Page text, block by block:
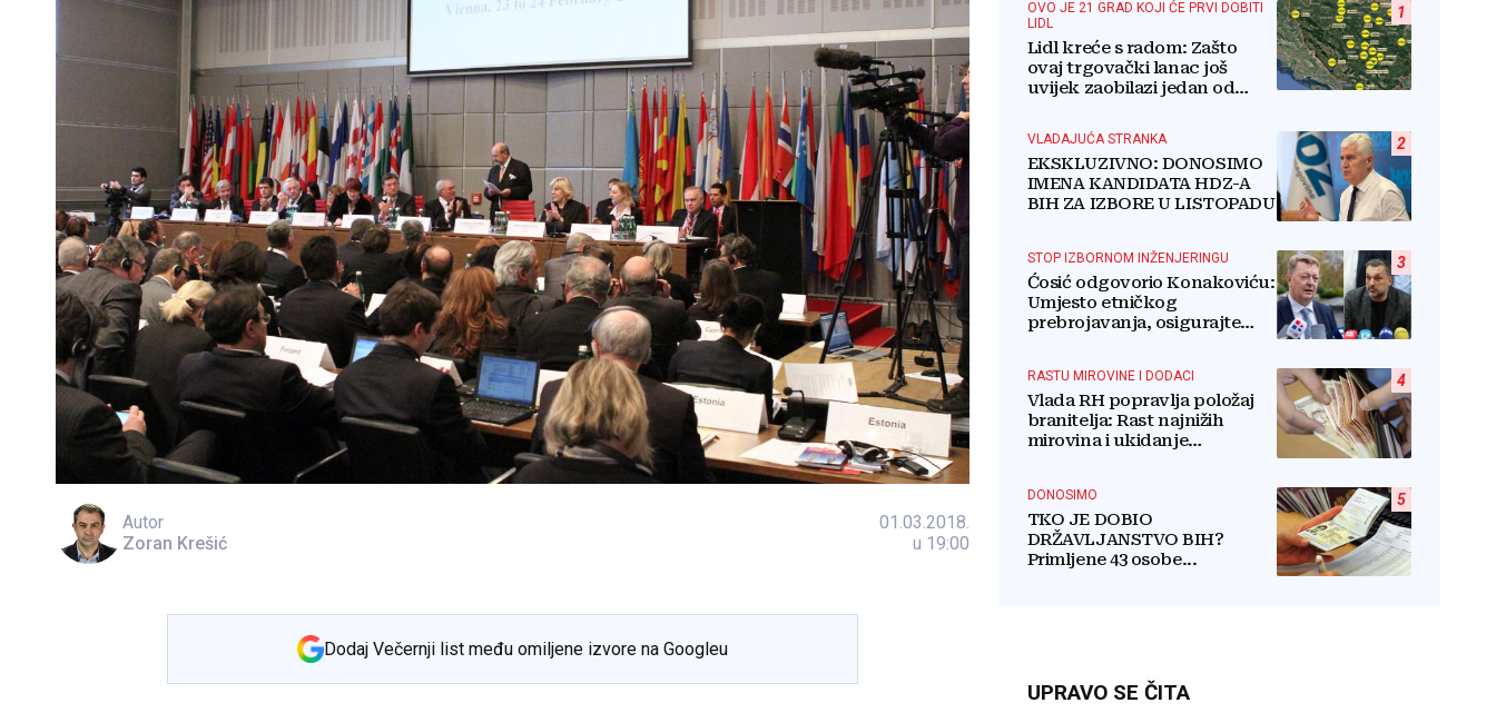
Autor
Zoran Krešić
01.03.2018.
u 19:00
Dodaj Večernji list među omiljene izvore na Googleu
1
OVO JE 21 GRAD KOJI ĆE PRVI DOBITI
LIDL
Lidl kreće s radom: Zašto
ovaj trgovački lanac još
uvijek zaobilazi jedan od
2
VLADAJUĆA STRANKA
EKSKLUZIVNO: DONOSIMO
IMENA KANDIDATA HDZ-A
BIH ZA IZBORE U LISTOPADU
3
STOP IZBORNOM INŽENJERINGU
Ćosić odgovorio Konakoviću:
Umjesto etničkog
prebrojavanja, osigurajte
4
RASTU MIROVINE I DODACI
Vlada RH popravlja položaj
branitelja: Rast najnižih
mirovina i ukidanje
5
DONOSIMO
TKO JE DOBIO
DRŽAVLJANSTVO BIH?
Primljene 43 osobe...
UPRAVO SE ČITA